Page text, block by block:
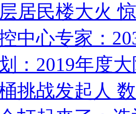
居民楼大火
中心专家：
：2019年度
挑战发起人